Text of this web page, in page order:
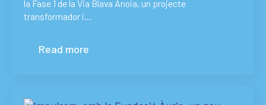
la Fase 1 de la Via Blava Anoia, un projecte
transformador i…
Read more